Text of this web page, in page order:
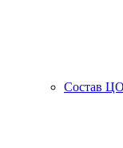
Состав